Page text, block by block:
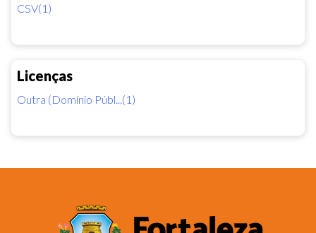
CSV(1)
Licenças
Outra (Domínio Públ...(1)